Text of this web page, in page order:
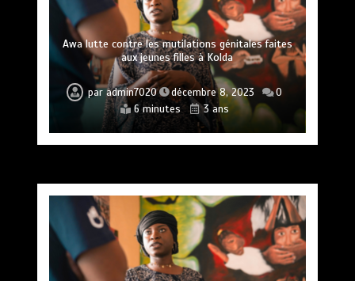
Awa lutte contre les mutilations génitales faites
aux jeunes filles à Kolda
paradmin7020 décembre 8, 2023
0
6 minutes
3 ans